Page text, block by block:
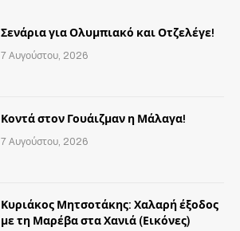
Σενάρια για Ολυμπιακό και Οτζελέγε!
7 Αυγούστου, 2026
Κοντά στον Γουάιζμαν η Μάλαγα!
7 Αυγούστου, 2026
Κυριάκος Μητσοτάκης: Χαλαρή έξοδος
με τη Μαρέβα στα Χανιά (Εικόνες)